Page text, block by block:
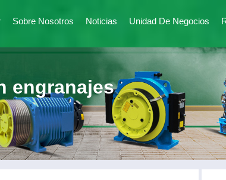
Sobre Nosotros Noticias Unidad De Negocios
engranajes